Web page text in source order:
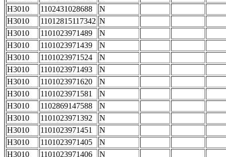
H3010
1102431028688
N
H3010
11012815117342 N
H3010
1101023971489
N
H3010
1101023971439
N
H3010
1101023971524
N
H3010
1101023971493
N
H3010
1101023971620
N
H3010
1101023971581
N
H3010
1102869147588
N
H3010
1101023971392
N
H3010
1101023971451
N
H3010
1101023971405
N
H3010
1101023971406
N